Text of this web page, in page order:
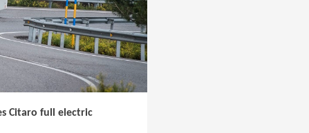
Citaro full electric